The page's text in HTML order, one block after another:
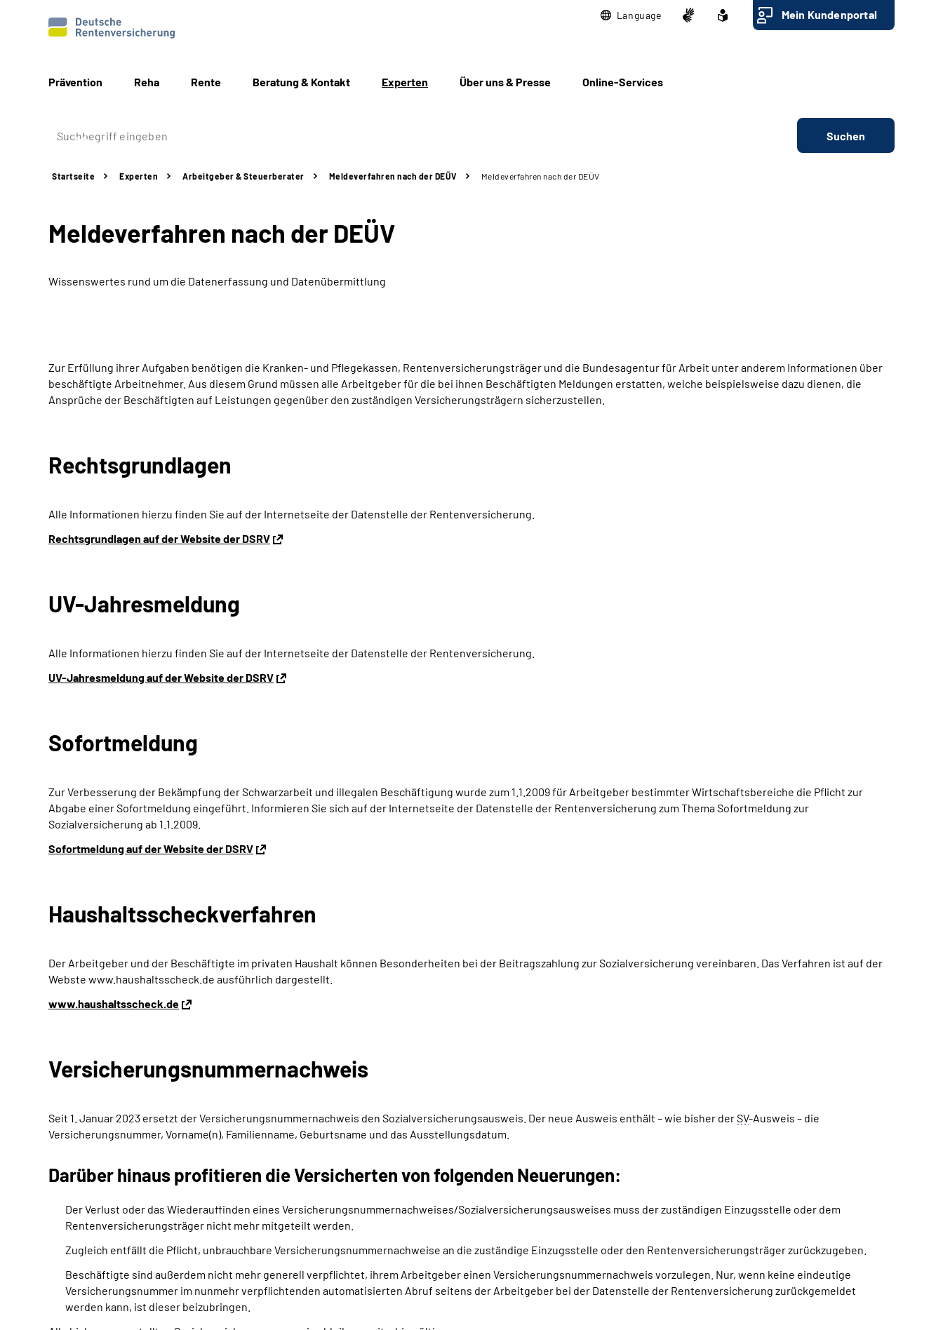
Language Mein Kundenportal
Prävention Reha Rente Beratung & Kontakt Experten Über uns & Presse Online-Services
Suchen
Startseite Experten Arbeitgeber & Steuerberater Meldeverfahren nach der DEÜV Meldeverfahren nach der DEÜV
Meldeverfahren nach der DEÜV
Wissenswertes rund um die Datenerfassung und Datenübermittlung
Zur Erfüllung ihrer Aufgaben benötigen die Kranken- und Pflegekassen, Rentenversicherungsträger und die Bundesagentur für Arbeit unter anderem Informationen über
beschäftigte Arbeitnehmer. Aus diesem Grund müssen alle Arbeitgeber für die bei ihnen Beschäftigten Meldungen erstatten, welche beispielsweise dazu dienen, die
Ansprüche der Beschäftigten auf Leistungen gegenüber den zuständigen Versicherungsträgern sicherzustellen.
Rechtsgrundlagen
Alle Informationen hierzu finden Sie auf der Internetseite der Datenstelle der Rentenversicherung.
Rechtsgrundlagen auf der Website der DSRV
UV-Jahresmeldung
Alle Informationen hierzu finden Sie auf der Internetseite der Datenstelle der Rentenversicherung.
UV-Jahresmeldung auf der Website der DSRV
Sofortmeldung
Zur Verbesserung der Bekämpfung der Schwarzarbeit und illegalen Beschäftigung wurde zum 1.1.2009 für Arbeitgeber bestimmter Wirtschaftsbereiche die Pflicht zur
Abgabe einer Sofortmeldung eingeführt. Informieren Sie sich auf der Internetseite der Datenstelle der Rentenversicherung zum Thema Sofortmeldung zur
Sozialversicherung ab 1.1.2009.
Sofortmeldung auf der Website der DSRV
Haushaltsscheckverfahren
Der Arbeitgeber und der Beschäftigte im privaten Haushalt können Besonderheiten bei der Beitragszahlung zur Sozialversicherung vereinbaren. Das Verfahren ist auf der
Webste www.haushaltsscheck.de ausführlich dargestellt.
www.haushaltsscheck.de
Versicherungsnummer­nachweis
Seit 1. Januar 2023 ersetzt der Versicherungsnummernachweis den Sozialversicherungsausweis. Der neue Ausweis enthält – wie bisher derSV-Ausweis – die
Versicherungsnummer, Vorname(n), Familienname, Geburtsname und das Ausstellungsdatum.
Darüber hinaus profitieren die Versicherten von folgenden Neuerungen:
Der Verlust oder das Wiederauffinden eines Versicherungsnummernachweises/Sozialversicherungsausweises muss der zuständigen Einzugsstelle oder dem
Rentenversicherungsträger nicht mehr mitgeteilt werden.
Zugleich entfällt die Pflicht, unbrauchbare Versicherungsnummernachweise an die zuständige Einzugsstelle oder den Rentenversicherungsträger zurückzugeben.
Beschäftigte sind außerdem nicht mehr generell verpflichtet, ihrem Arbeitgeber einen Versicherungsnummernachweis vorzulegen. Nur, wenn keine eindeutige
Versicherungsnummer im nunmehr verpflichtenden automatisierten Abruf seitens der Arbeitgeber bei der Datenstelle der Rentenversicherung zurückgemeldet
werden kann, ist dieser beizubringen.